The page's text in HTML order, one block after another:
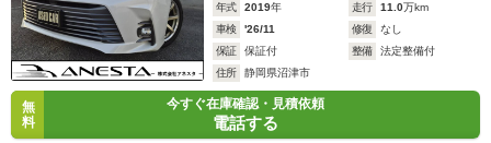
年式 2019年 走行 11.0万km
車検
'26/11 修復
なし
保証
保証付 整備
法定整備付
住所
静岡県沼津市
無
料
今すぐ在庫確認・見積依頼
電話する